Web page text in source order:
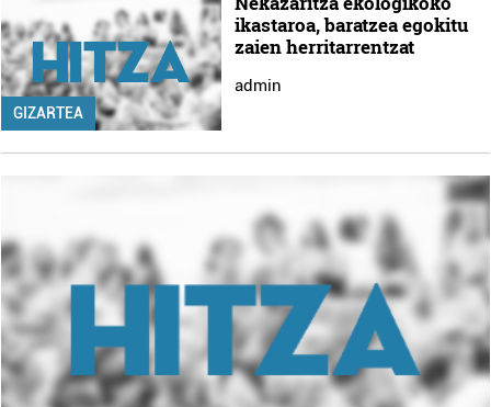
GIZARTEA
ikastaroa, baratzea egokitu
zaien herritarrentzat
admin